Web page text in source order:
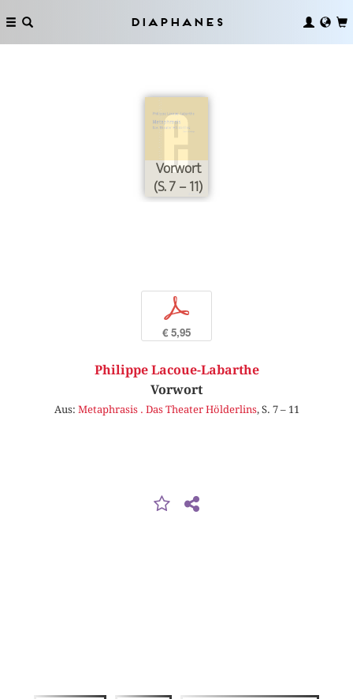
Diaphanes
Vorwort
(S. 7 – 11)
p
€ 5,95
Philippe Lacoue-Labarthe
Vorwort
Aus: Metaphrasis . Das Theater Hölderlins, S. 7 – 11